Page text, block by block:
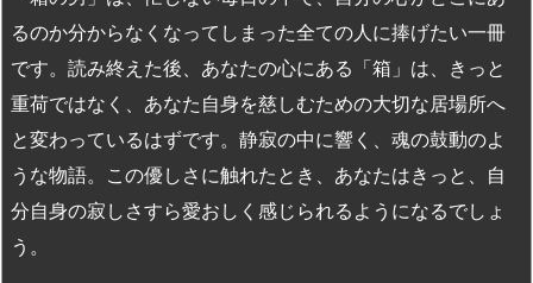
るのか分からなくなってしまった全ての人に捧げたい一冊
です。読み終えた後、あなたの心にある「箱」は、きっと
重荷ではなく、あなた自身を慈しむための大切な居場所へ
と変わっているはずです。静寂の中に響く、魂の鼓動のよ
うな物語。この優しさに触れたとき、あなたはきっと、自
分自身の寂しさすら愛おしく感じられるようになるでしょ
う。